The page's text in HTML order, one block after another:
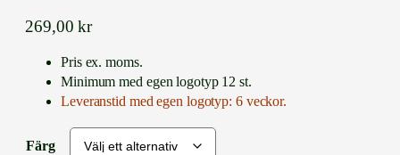
269,00kr
Pris ex. moms.
Minimum med egen logotyp 12 st.
Leveranstid med egen logotyp: 6 veckor.
Färg